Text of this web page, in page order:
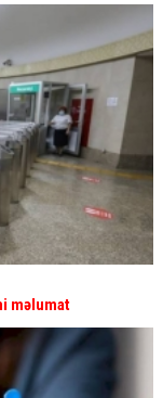
məlumat